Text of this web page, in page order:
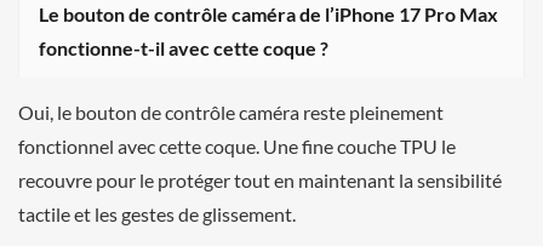
Le bouton de contrôle caméra de l’iPhone 17 Pro Max
fonctionne-t-il avec cette coque ?
Oui, le bouton de contrôle caméra reste pleinement
fonctionnel avec cette coque. Une fine couche TPU le
recouvre pour le protéger tout en maintenant la sensibilité
tactile et les gestes de glissement.